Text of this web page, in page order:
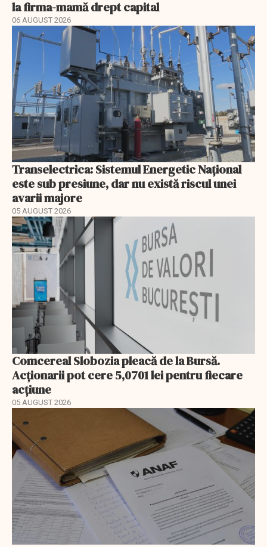
la firma-mamă drept capital
06 AUGUST 2026
Transelectrica: Sistemul Energetic Național
este sub presiune, dar nu există riscul unei
avarii majore
05 AUGUST 2026
Comcereal Slobozia pleacă de la Bursă.
Acționarii pot cere 5,0701 lei pentru fiecare
acțiune
05 AUGUST 2026